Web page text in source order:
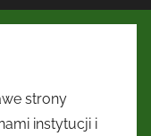
strony
instytucji i